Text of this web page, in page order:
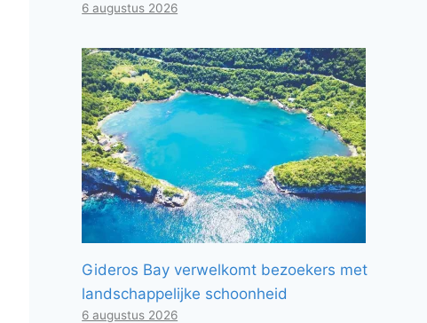
6 augustus 2026
Gideros Bay verwelkomt bezoekers met
landschappelijke schoonheid
6 augustus 2026